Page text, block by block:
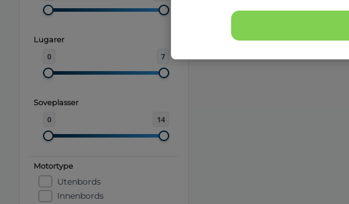
Lugarer
0 7
Soveplasser
0 14
Motortype
Utenbords
Innenbords